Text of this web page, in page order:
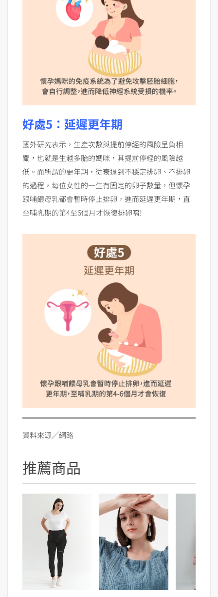
好處5：延遲更年期
國外研究表示，生產次數與提前停經的風險呈負相
關，也就是生越多胎的媽咪，其提前停經的風險越
低。而所謂的更年期，從衰退到不穩定排卵、不排卵
的過程，每位女性的一生有固定的卵子數量，但懷孕
跟哺餵母乳都會暫時停止排卵，進而延遲更年期，直
至哺乳期的第4至6個月才恢復排卵唷!
資料來源╱網路
推薦商品